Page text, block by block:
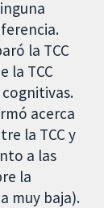
la TCC
la TCC
acerca
la TCC y
a las
la
muy baja).